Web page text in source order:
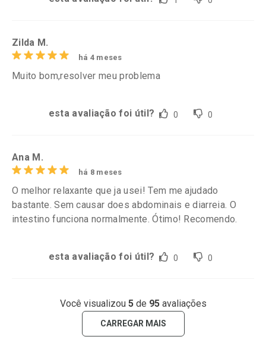
Zilda M.
há 4 meses
Muito bom,resolver meu problema
esta avaliação foi útil? 0 0
Ana M.
há 8 meses
O melhor relaxante que ja usei! Tem me ajudado
bastante. Sem causar does abdominais e diarreia. O
intestino funciona normalmente. Ótimo! Recomendo.
esta avaliação foi útil? 0 0
Você visualizou 5de 95avaliações
CARREGAR MAIS